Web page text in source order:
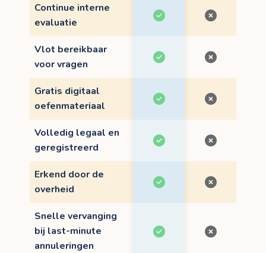
Continue interne
evaluatie
Vlot bereikbaar
voor vragen
Gratis digitaal
oefenmateriaal
Volledig legaal en
geregistreerd
Erkend door de
overheid
Snelle vervanging
bij last-minute
annuleringen